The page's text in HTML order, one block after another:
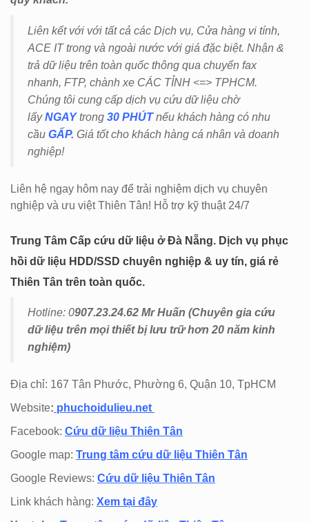
Liên kết với với tất cả các Dịch vụ, Cửa hàng vi tính,
ACE IT trong và ngoài nước với giá đặc biệt. Nhận &
trả dữ liệu trên toàn quốc thông qua chuyển fax
nhanh, FTP, chành xe CÁC TỈNH <=> TPHCM.
Chúng tôi cung cấp dịch vụ cứu dữ liệu chờ
lấy NGAYtrong 30 PHÚTnếu khách hàng có nhu
cầu GẤP. Giá tốt cho khách hàng cá nhân và doanh
nghiệp!
Liên hệ ngay hôm nay để trải nghiệm dịch vụ chuyên
nghiệp và ưu việt Thiên Tân! Hỗ trợ kỹ thuật 24/7
Trung Tâm Cấp cứu dữ liệu ở Đà Nẵng. Dịch vụ phục
hồi dữ liệu HDD/SSD chuyên nghiệp & uy tín, giá rẻ
Thiên Tân trên toàn quốc.
Hotline: 0907.23.24.62 Mr Huấn (Chuyên gia cứu
dữ liệu trên mọi thiết bị lưu trữ hơn 20 năm kinh
nghiệm)
Địa chỉ: 167 Tân Phước, Phường 6, Quận 10, TpHCM
Website: phuchoidulieu.net
Facebook: Cứu dữ liệu Thiên Tân
Google map: Trung tâm cứu dữ liệu Thiên Tân
Google Reviews: Cứu dữ liệu Thiên Tân
Link khách hàng: Xem tại đây